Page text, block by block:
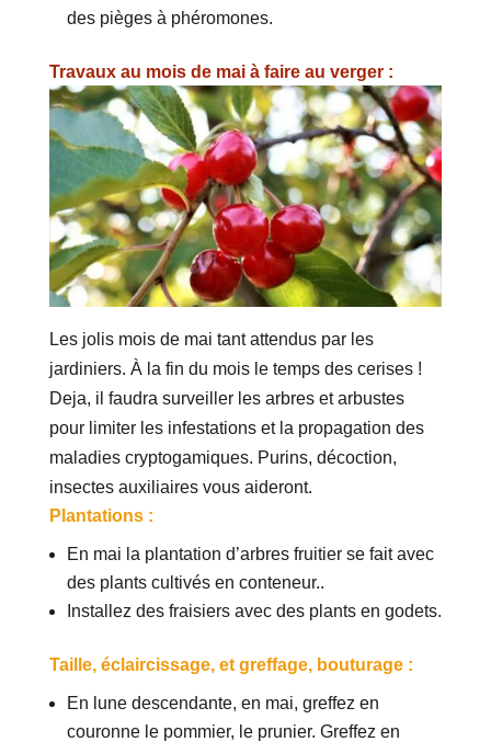
des pièges à phéromones.
Travaux au mois de mai à faire au verger :
Les jolis mois de mai tant attendus par les
jardiniers. À la fin du mois le temps des cerises !
Deja, il faudra surveiller les arbres et arbustes
pour limiter les infestations et la propagation des
maladies cryptogamiques. Purins, décoction,
insectes auxiliaires vous aideront.
Plantations :
En mai la plantation d’arbres fruitier se fait avec
des plants cultivés en conteneur..
Installez des fraisiers avec des plants en godets.
Taille, éclaircissage, et greffage, bouturage :
En lune descendante, en mai, greffez en
couronne le pommier, le prunier. Greffez en